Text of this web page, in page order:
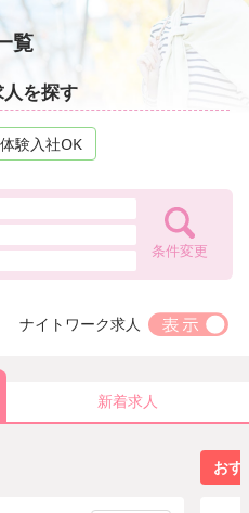
覧
を探す
験入社OK
条件変更
ナイトワーク求人
新着求人
おす